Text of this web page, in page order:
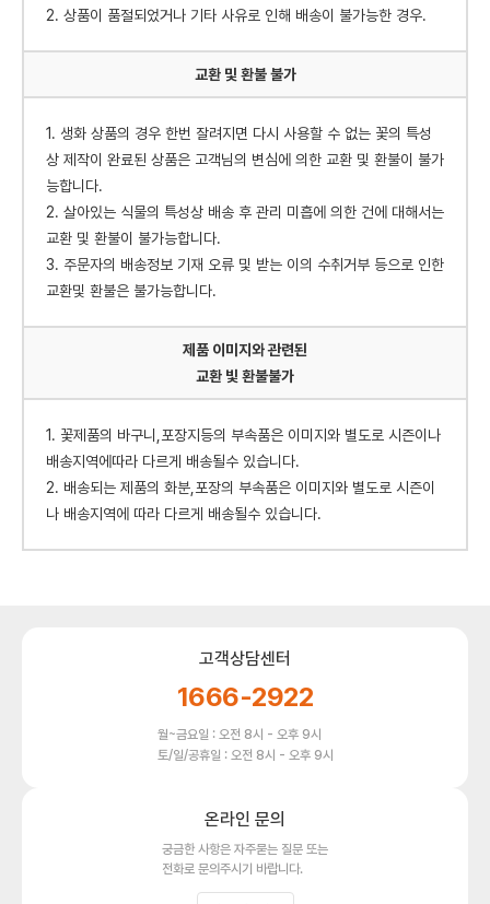
2. 상품이 품절되었거나 기타 사유로 인해 배송이 불가능한 경우.
교환 및 환불 불가
1. 생화 상품의 경우 한번 잘려지면 다시 사용할 수 없는 꽃의 특성
상 제작이 완료된 상품은 고객님의 변심에 의한 교환 및 환불이 불가
능합니다.
2. 살아있는 식물의 특성상 배송 후 관리 미흡에 의한 건에 대해서는
교환 및 환불이 불가능합니다.
3. 주문자의 배송정보 기재 오류 및 받는 이의 수취거부 등으로 인한
교환및 환불은 불가능합니다.
제품 이미지와 관련된
교환 빛 환불불가
1. 꽃제품의 바구니,포장지등의 부속품은 이미지와 별도로 시즌이나
배송지역에따라 다르게 배송될수 있습니다.
2. 배송되는 제품의 화분,포장의 부속품은 이미지와 별도로 시즌이
나 배송지역에 따라 다르게 배송될수 있습니다.
고객상담센터
1666-2922
월~금요일 : 오전 8시 - 오후 9시
토/일/공휴일 : 오전 8시 - 오후 9시
온라인 문의
궁금한 사항은 자주묻는 질문 또는
전화로 문의주시기 바랍니다.